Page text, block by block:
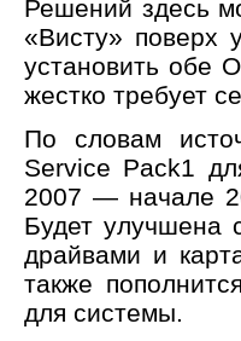
Решений здесь
«Висту» поверх
установить обе
жестко требует
По словам
Service Pack1
2007 — начале
Будет улучшена
драйвами и
также
для системы.